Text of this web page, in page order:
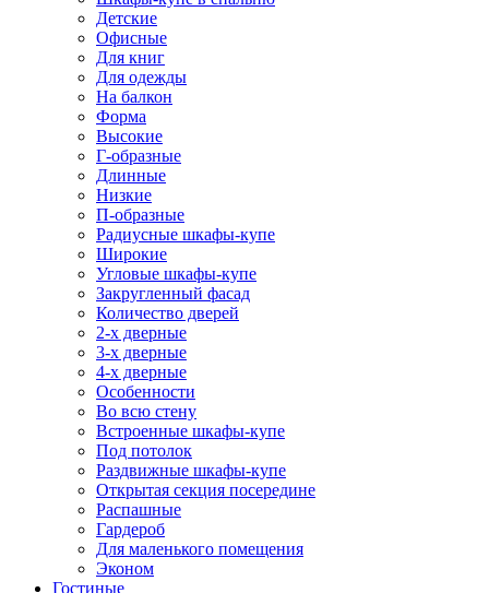
Детские
Офисные
Для книг
Для одежды
На балкон
Форма
Высокие
Г-образные
Длинные
Низкие
П-образные
Радиусные шкафы-купе
Широкие
Угловые шкафы-купе
Закругленный фасад
Количество дверей
2-х дверные
3-х дверные
4-х дверные
Особенности
Во всю стену
Встроенные шкафы-купе
Под потолок
Раздвижные шкафы-купе
Открытая секция посередине
Распашные
Гардероб
Для маленького помещения
Эконом
Гостиные